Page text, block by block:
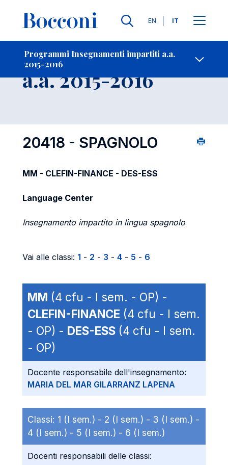
Lingue
EN IT
Programmi Insegnamenti impartiti a.a.
2015-2016
-
Insegnamento
a.a. 2015-2016
20418 - SPAGNOLO
MM - CLEFIN-FINANCE - DES-ESS
Language Center
Insegnamento impartito in lingua spagnolo
Vai alle classi: 1 - 2 - 3 - 4 - 5 - 6
MM (4 cfu - I sem. - OP) -
CLEFIN-FINANCE (4 cfu - I sem.
- OP) - DES-ESS (4 cfu - I sem.
- OP)
Docente responsabile dell'insegnamento:
MARIA DEL MAR GILARRANZ LAPENA
Classi: 1 (I sem.) - 2 (I sem.) - 3 (I sem.) -
4 (I sem.) - 5 (I sem.) - 6 (I sem.)
Docenti responsabili delle classi: